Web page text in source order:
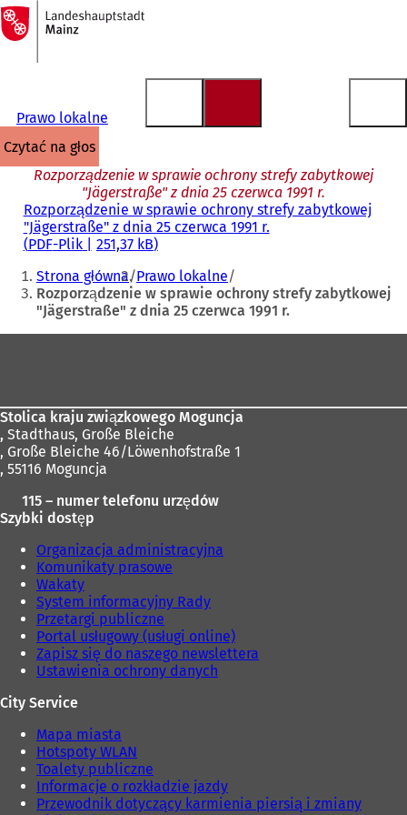
Przejdź do treści
Do
strony
głównej
Prawo lokalne
czytać na głos
Rozporządzenie w sprawie ochrony strefy zabytkowej
"Jägerstraße" z dnia 25 czerwca 1991 r.
Rozporządzenie w sprawie ochrony strefy zabytkowej
"Jägerstraße" z dnia 25 czerwca 1991 r.
PDF-Plik 251,37 kB
Jesteś
tutaj:
Strona główna Prawo lokalne
Rozporządzenie w sprawie ochrony strefy zabytkowej
"Jägerstraße" z dnia 25 czerwca 1991 r.
Stolica kraju związkowego Moguncja
, Stadthaus, Große Bleiche
, Große Bleiche 46/Löwenhofstraße 1
, 55116 Moguncja
115 – numer telefonu urzędów
Szybki dostęp
Organizacja administracyjna
Komunikaty prasowe
Wakaty
System informacyjny Rady
Przetargi publiczne
Portal usługowy (usługi online)
Zapisz się do naszego newslettera
Ustawienia ochrony danych
City Service
Mapa miasta
Hotspoty WLAN
Toalety publiczne
Informacje o rozkładzie jazdy
Przewodnik dotyczący karmienia piersią i zmiany